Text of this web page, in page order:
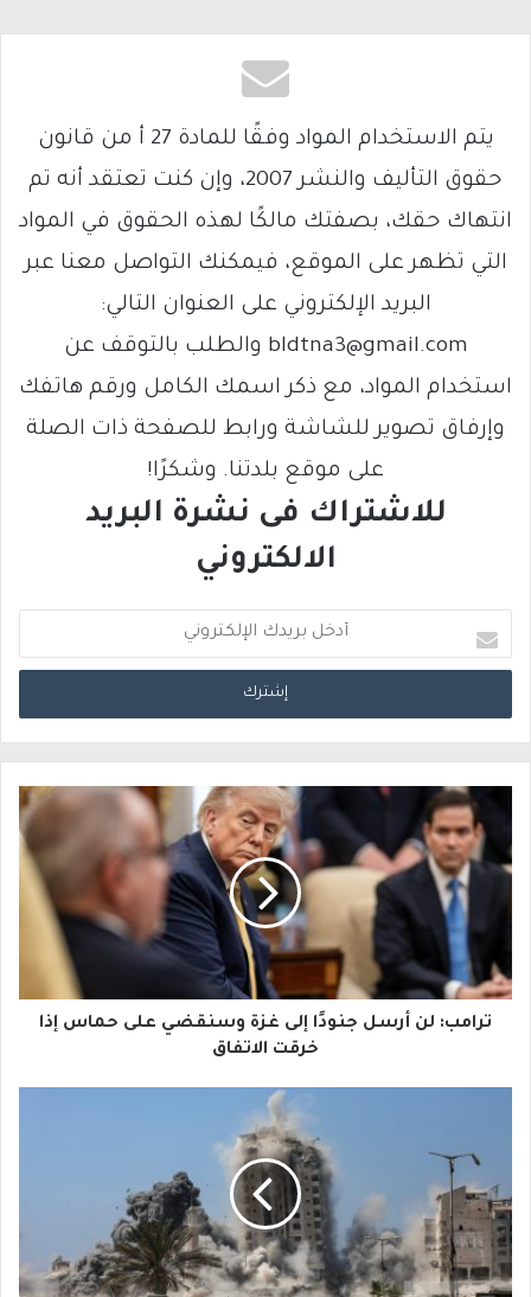
يتم الاستخدام المواد وفقًا للمادة 27 أ من قانون
حقوق التأليف والنشر 2007، وإن كنت تعتقد أنه تم
انتهاك حقك، بصفتك مالكًا لهذه الحقوق في المواد
التي تظهر على الموقع، فيمكنك التواصل معنا عبر
البريد الإلكتروني على العنوان التالي:
bldtna3@gmail.com والطلب بالتوقف عن
استخدام المواد، مع ذكر اسمك الكامل ورقم هاتفك
وإرفاق تصوير للشاشة ورابط للصفحة ذات الصلة
على موقع بلدتنا. وشكرًا!
للاشتراك فى نشرة البريد
الالكتروني
د
خ
ر
ي
ك
ا
إ
ت
ر
ترامب: لن أرسل جنودًا إلى غزة وسنقضي على حماس إذا
خرقت الاتفاق